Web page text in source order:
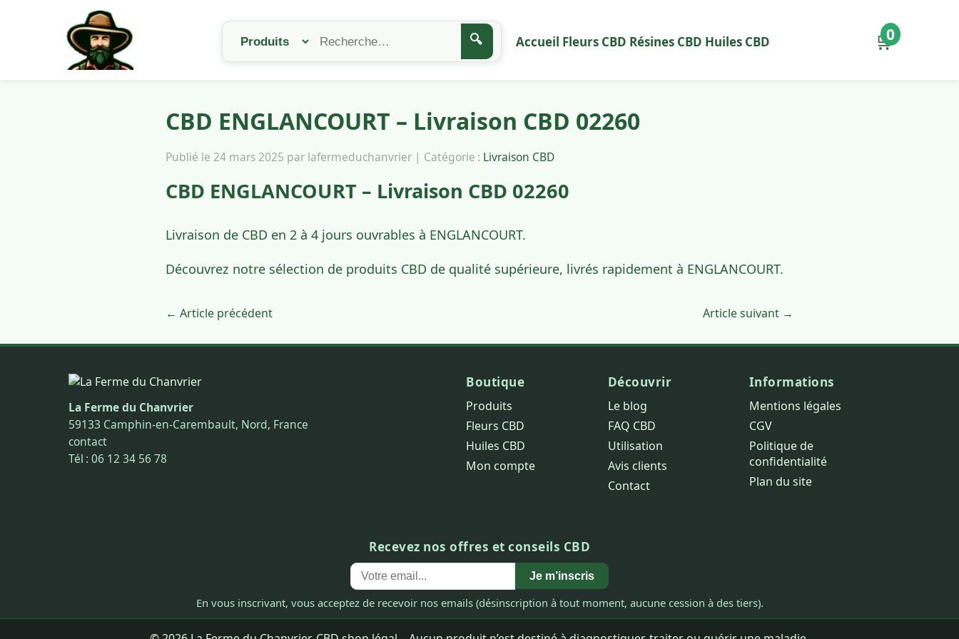
🔍 Accueil Fleurs CBD Résines CBD Huiles CBD 🛒
0
CBD ENGLANCOURT – Livraison CBD 02260
Publié le 24 mars 2025 par lafermeduchanvrier | Catégorie : Livraison CBD
CBD ENGLANCOURT – Livraison CBD 02260
Livraison de CBD en 2 à 4 jours ouvrables à ENGLANCOURT.
Découvrez notre sélection de produits CBD de qualité supérieure, livrés rapidement à ENGLANCOURT.
← Article précédent Article suivant →
La Ferme du Chanvrier
59133 Camphin-en-Carembault, Nord, France
contact
Tél : 06 12 34 56 78
Boutique
Produits
Fleurs CBD
Huiles CBD
Mon compte
Découvrir
Le blog
FAQ CBD
Utilisation
Avis clients
Contact
Informations
Mentions légales
CGV
Politique de
confidentialité
Plan du site
Recevez nos offres et conseils CBD
Je m’inscris
En vous inscrivant, vous acceptez de recevoir nos emails (désinscription à tout moment, aucune cession à des tiers).